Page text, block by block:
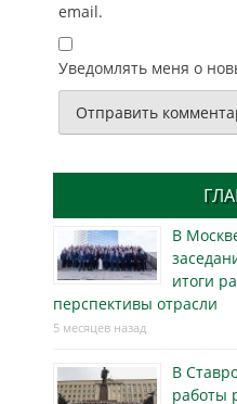
email.
Уведомлять меня о
В
итоги
перспективы отрасли
5 месяцев назад
В
работы